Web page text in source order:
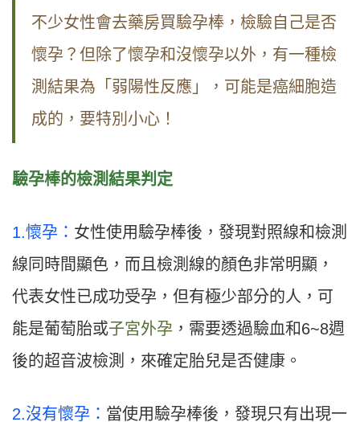
不少女性會去藥房買驗孕棒，檢驗自己是否
懷孕？但除了懷孕和沒懷孕以外，有一種檢
測結果為「弱陽性反應」，可能是癌細胞造
成的，要特別小心！
驗孕棒的檢測結果判定
1.懷孕： 女性使用驗孕棒後，發現對照線和檢測
線同時間顯色，而且檢測線的顏色非常明顯，
代表女性已成功受孕，但有極少部分的人，可
能是葡萄胎或子宮外孕 ，需要透過驗血和6~8週
後的超音波檢測，來確定胎兒是否健康。
2.沒有懷孕： 當使用驗孕棒後，發現只有出現一